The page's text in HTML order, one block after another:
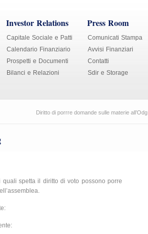
Investor Relations
Capitale Sociale e Patti
Calendario Finanziario
Prospetti e Documenti
Bilanci e Relazioni
Press Room
Comunicati Stampa
Avvisi Finanziari
Contatti
Sdir e Storage
Diritto di porrre domande sulle materie all’Odg
spetta il diritto di voto possono porre